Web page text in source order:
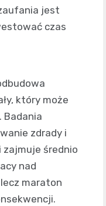
jest
czas
który może
Badania
zdrady i
średnio
nad
maraton